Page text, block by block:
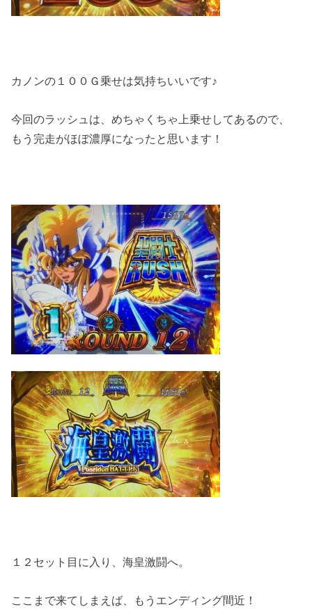
カノンの１００Ｇ乗せは気持ちいいです♪
今回のラッシュは、めちゃくちゃ上乗せしてあるので、
もう完走がほぼ濃厚になったと思います！
１２セット目に入り、海皇激闘へ。
ここまで来てしまえば、もうエンディング間近！